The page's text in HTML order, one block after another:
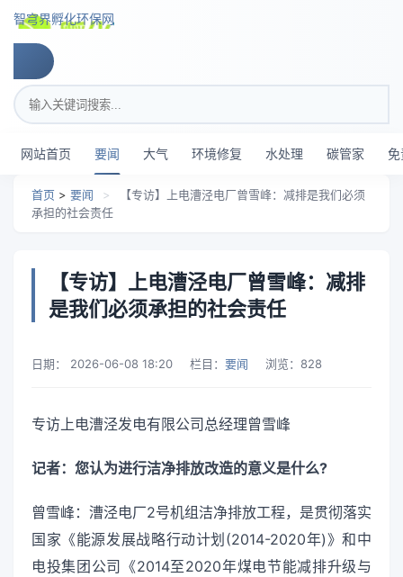
智穹界孵化环保网
搜索关键词
网站首页 要闻 大气 环境修复 水处理 碳管家 免
首页 > 要闻 >
【专访】上电漕泾电厂曾雪峰：减排是我们必须
承担的社会责任
【专访】上电漕泾电厂曾雪峰：减排
是我们必须承担的社会责任
日期： 2026-06-08 18:20 栏目： 要闻 浏览： 828
专访上电漕泾发电有限公司总经理曾雪峰
记者：您认为进行洁净排放改造的意义是什么?
曾雪峰：漕泾电厂2号机组洁净排放工程，是贯彻落实
国家《能源发展战略行动计划(2014-2020年)》和中
电投集团公司《2014至2020年煤电节能减排升级与